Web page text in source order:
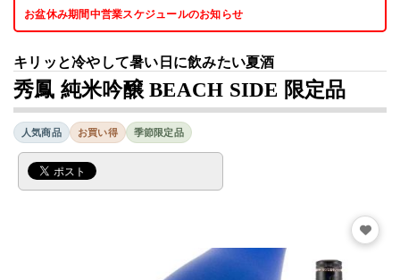
お盆休み期間中営業スケジュールのお知らせ
キリッと冷やして暑い日に飲みたい夏酒
秀鳳 純米吟醸 BEACH SIDE 限定品
人気商品 お買い得 季節限定品